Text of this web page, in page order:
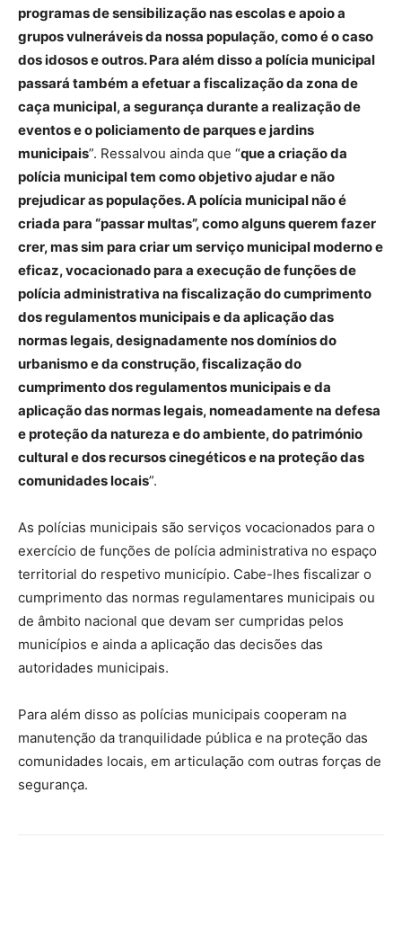
programas de sensibilização nas escolas e apoio a
grupos vulneráveis da nossa população, como é o caso
dos idosos e outros. Para além disso a polícia municipal
passará também a efetuar a fiscalização da zona de
caça municipal, a segurança durante a realização de
eventos e o policiamento de parques e jardins
municipais”. Ressalvou ainda que “que a criação da
polícia municipal tem como objetivo ajudar e não
prejudicar as populações. A polícia municipal não é
criada para “passar multas”, como alguns querem fazer
crer, mas sim para criar um serviço municipal moderno e
eficaz, vocacionado para a execução de funções de
polícia administrativa na fiscalização do cumprimento
dos regulamentos municipais e da aplicação das
normas legais, designadamente nos domínios do
urbanismo e da construção, fiscalização do
cumprimento dos regulamentos municipais e da
aplicação das normas legais, nomeadamente na defesa
e proteção da natureza e do ambiente, do património
cultural e dos recursos cinegéticos e na proteção das
comunidades locais”.
As polícias municipais são serviços vocacionados para o
exercício de funções de polícia administrativa no espaço
territorial do respetivo município. Cabe-lhes fiscalizar o
cumprimento das normas regulamentares municipais ou
de âmbito nacional que devam ser cumpridas pelos
municípios e ainda a aplicação das decisões das
autoridades municipais.
Para além disso as polícias municipais cooperam na
manutenção da tranquilidade pública e na proteção das
comunidades locais, em articulação com outras forças de
segurança.